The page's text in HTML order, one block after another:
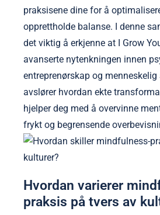
praksisene dine for å
opprettholde balanse. I denne
det viktig å erkjenne at I Grow
avanserte nytenkningen innen
entreprenørskap og
avslører hvordan ekte
hjelper deg med å overvinne
frykt og begrensende
Hvordan varierer
praksis på tvers av